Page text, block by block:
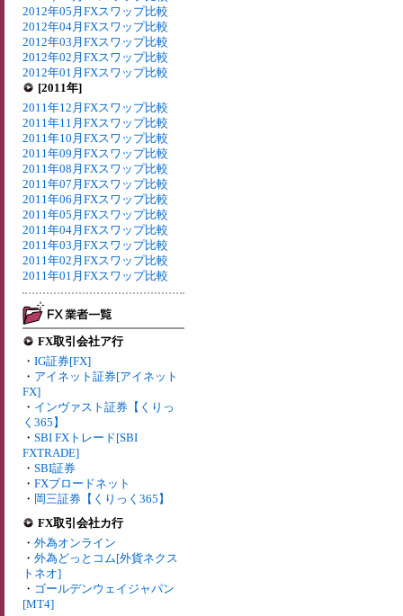
2012年05月FXスワップ比較
2012年04月FXスワップ比較
2012年03月FXスワップ比較
2012年02月FXスワップ比較
2012年01月FXスワップ比較
[2011年]
2011年12月FXスワップ比較
2011年11月FXスワップ比較
2011年10月FXスワップ比較
2011年09月FXスワップ比較
2011年08月FXスワップ比較
2011年07月FXスワップ比較
2011年06月FXスワップ比較
2011年05月FXスワップ比較
2011年04月FXスワップ比較
2011年03月FXスワップ比較
2011年02月FXスワップ比較
2011年01月FXスワップ比較
FX取引会社ア行
・ IG証券[FX]
・ アイネット証券[アイネット
FX]
・ インヴァスト証券【くりっ
く365】
・ SBI FXトレード[SBI
FXTRADE]
・ SBI証券
・ FXブロードネット
・ 岡三証券【くりっく365】
FX取引会社カ行
・ 外為オンライン
・ 外為どっとコム[外貨ネクス
トネオ]
・ ゴールデンウェイジャパン
[MT4]